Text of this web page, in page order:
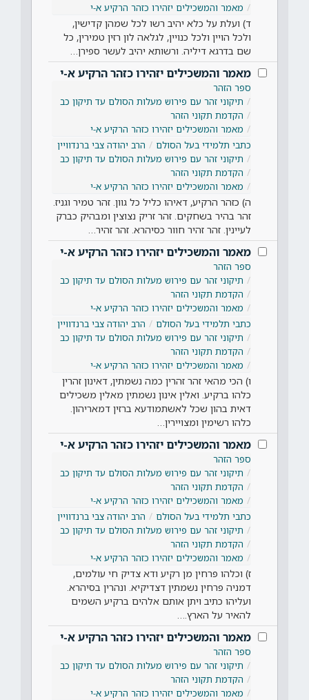
מאמר והמשכילים יזהירו כזהר הרקיע א-י
ד) ועלת על כלא יהיב רשו לכל שמהן קדישין,
ולכל הויין ולכל כנויין, לגלאה לון רזין טמירין, כל
שם בדרגא דיליה. ורשותא יהיב לעשר ספירן…
מאמר והמשכילים יזהירו כזהר הרקיע א-י
ספר הזהר
תיקוני זהר עם פירוש מעלות הסולם עד תיקון כב
הקדמת תקוני הזהר
מאמר והמשכילים יזהירו כזהר הרקיע א-י
כתבי תלמידי בעל הסולם
הרב יהודה צבי ברנדוויין
תיקוני זהר עם פירוש מעלות הסולם עד תיקון כב
הקדמת תקוני הזהר
מאמר והמשכילים יזהירו כזהר הרקיע א-י
ה) כזהר הרקיע, דאיהו כליל כל גוון. זהר טמיר וגניז.
זהר בהיר בשחקים. זהר זריק נצוצין ומבהיק כברק
לעיינין. זהר זהיר חוור כסיהרא. זהר זהיר…
מאמר והמשכילים יזהירו כזהר הרקיע א-י
ספר הזהר
תיקוני זהר עם פירוש מעלות הסולם עד תיקון כב
הקדמת תקוני הזהר
מאמר והמשכילים יזהירו כזהר הרקיע א-י
כתבי תלמידי בעל הסולם
הרב יהודה צבי ברנדוויין
תיקוני זהר עם פירוש מעלות הסולם עד תיקון כב
הקדמת תקוני הזהר
מאמר והמשכילים יזהירו כזהר הרקיע א-י
ו) הכי מהאי זהר זהרין כמה נשמתין, דאינון זהרין
כלהו ברקיע. ואלין אינון נשמתין מאלין משכילים
דאית בהון שכל לאשתמודעא ברזין דמאריהון.
כלהו רשימין ומצויירין…
מאמר והמשכילים יזהירו כזהר הרקיע א-י
ספר הזהר
תיקוני זהר עם פירוש מעלות הסולם עד תיקון כב
הקדמת תקוני הזהר
מאמר והמשכילים יזהירו כזהר הרקיע א-י
כתבי תלמידי בעל הסולם
הרב יהודה צבי ברנדוויין
תיקוני זהר עם פירוש מעלות הסולם עד תיקון כב
הקדמת תקוני הזהר
מאמר והמשכילים יזהירו כזהר הרקיע א-י
ז) וכלהו פרחין מן רקיע ודא צדיק חי עולמים,
דמניה פרחין נשמתין דצדיקיא. ונהרין בסיהרא.
ועליהו כתיב ויתן אותם אלהים ברקיע השמים
להאיר על הארץ.…
מאמר והמשכילים יזהירו כזהר הרקיע א-י
ספר הזהר
תיקוני זהר עם פירוש מעלות הסולם עד תיקון כב
הקדמת תקוני הזהר
מאמר והמשכילים יזהירו כזהר הרקיע א-י